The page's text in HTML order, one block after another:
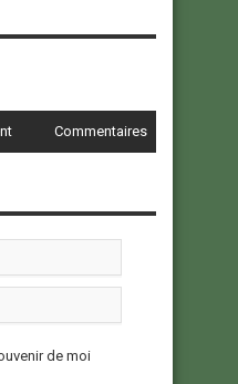
Commentaires
de moi